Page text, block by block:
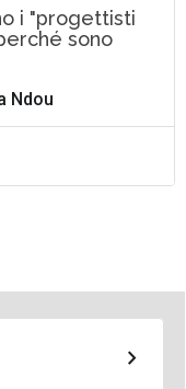
i "progettisti
sono
Ndou